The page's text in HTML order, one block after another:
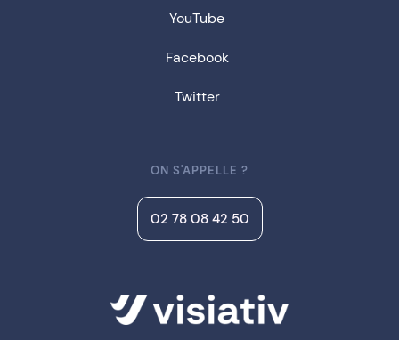
YouTube
Facebook
Twitter
ON S'APPELLE ?
02 78 08 42 50